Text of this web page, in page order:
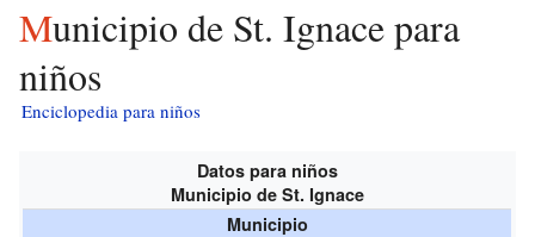
Municipio de St. Ignace para
niños
Enciclopedia para niños
Datos para niños
Municipio de St. Ignace
Municipio